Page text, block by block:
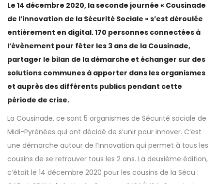
Le 14 décembre 2020, la seconde journée « Cousinade
de l’innovation de la Sécurité Sociale » s’est déroulée
entièrement en digital. 170 personnes connectées à
l’évènement pour fêter les 3 ans de la Cousinade,
partager le bilan de la démarche et échanger sur des
solutions communes à apporter dans les organismes
et auprès des différents publics pendant cette
période de crise.
La Cousinade, ce sont 5 organismes de Sécurité sociale de
Midi-Pyrénées qui ont décidé de s’unir pour innover. C’est
une démarche autour de l’innovation qui permet à tous les
cousins de se retrouver tous les 2 ans. La deuxième édition,
c’était le 14 décembre 2020 pour les cousins de la Sécu :